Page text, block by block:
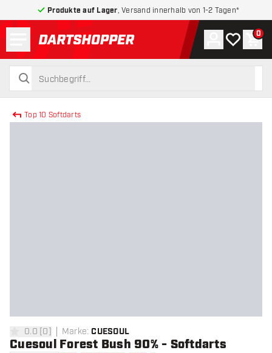
Produkte auf Lager , Versand innerhalb von 1-2 Tagen*
zurück zur Startseite
suchen
suchen
Konto
Meine 0
Top 10 Softdarts
0 Bewertungssterne
0.0 [0] Marke: CUESOUL
Cuesoul Forest Bush 90% - Softdarts